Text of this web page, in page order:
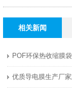
相关新闻
POF环保热收缩膜
优质导电膜生产厂